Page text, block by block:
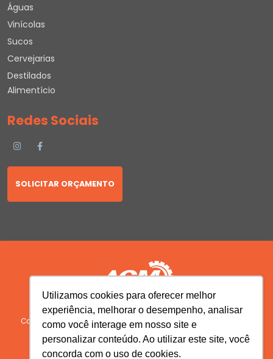
Utilizamos cookies para oferecer melhor
experiência, melhorar o desempenho, analisar
como você interage em nosso site e
personalizar conteúdo. Ao utilizar este site, você
concorda com o uso de cookies.
Águas
Vinícolas
Sucos
Cervejarias
Destilados
Alimentício
Redes Sociais
SOLICITAR ORÇAMENTO
Copyright © 2026 AGM Máquinas | Todos os Direitos Reservados.
Desenvolvido por